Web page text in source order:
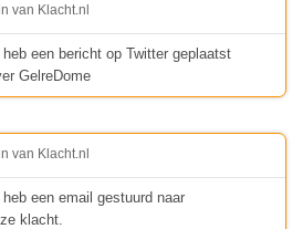
van Klacht.nl
een bericht op Twitter geplaatst
GelreDome
van Klacht.nl
een email gestuurd naar
klacht.